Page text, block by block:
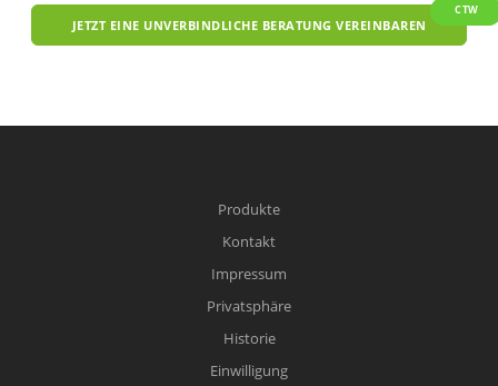
JETZT EINE UNVERBINDLICHE BERATUNG VEREINBAREN
CTW
Produkte
Kontakt
Impressum
Privatsphäre
Historie
Einwilligung